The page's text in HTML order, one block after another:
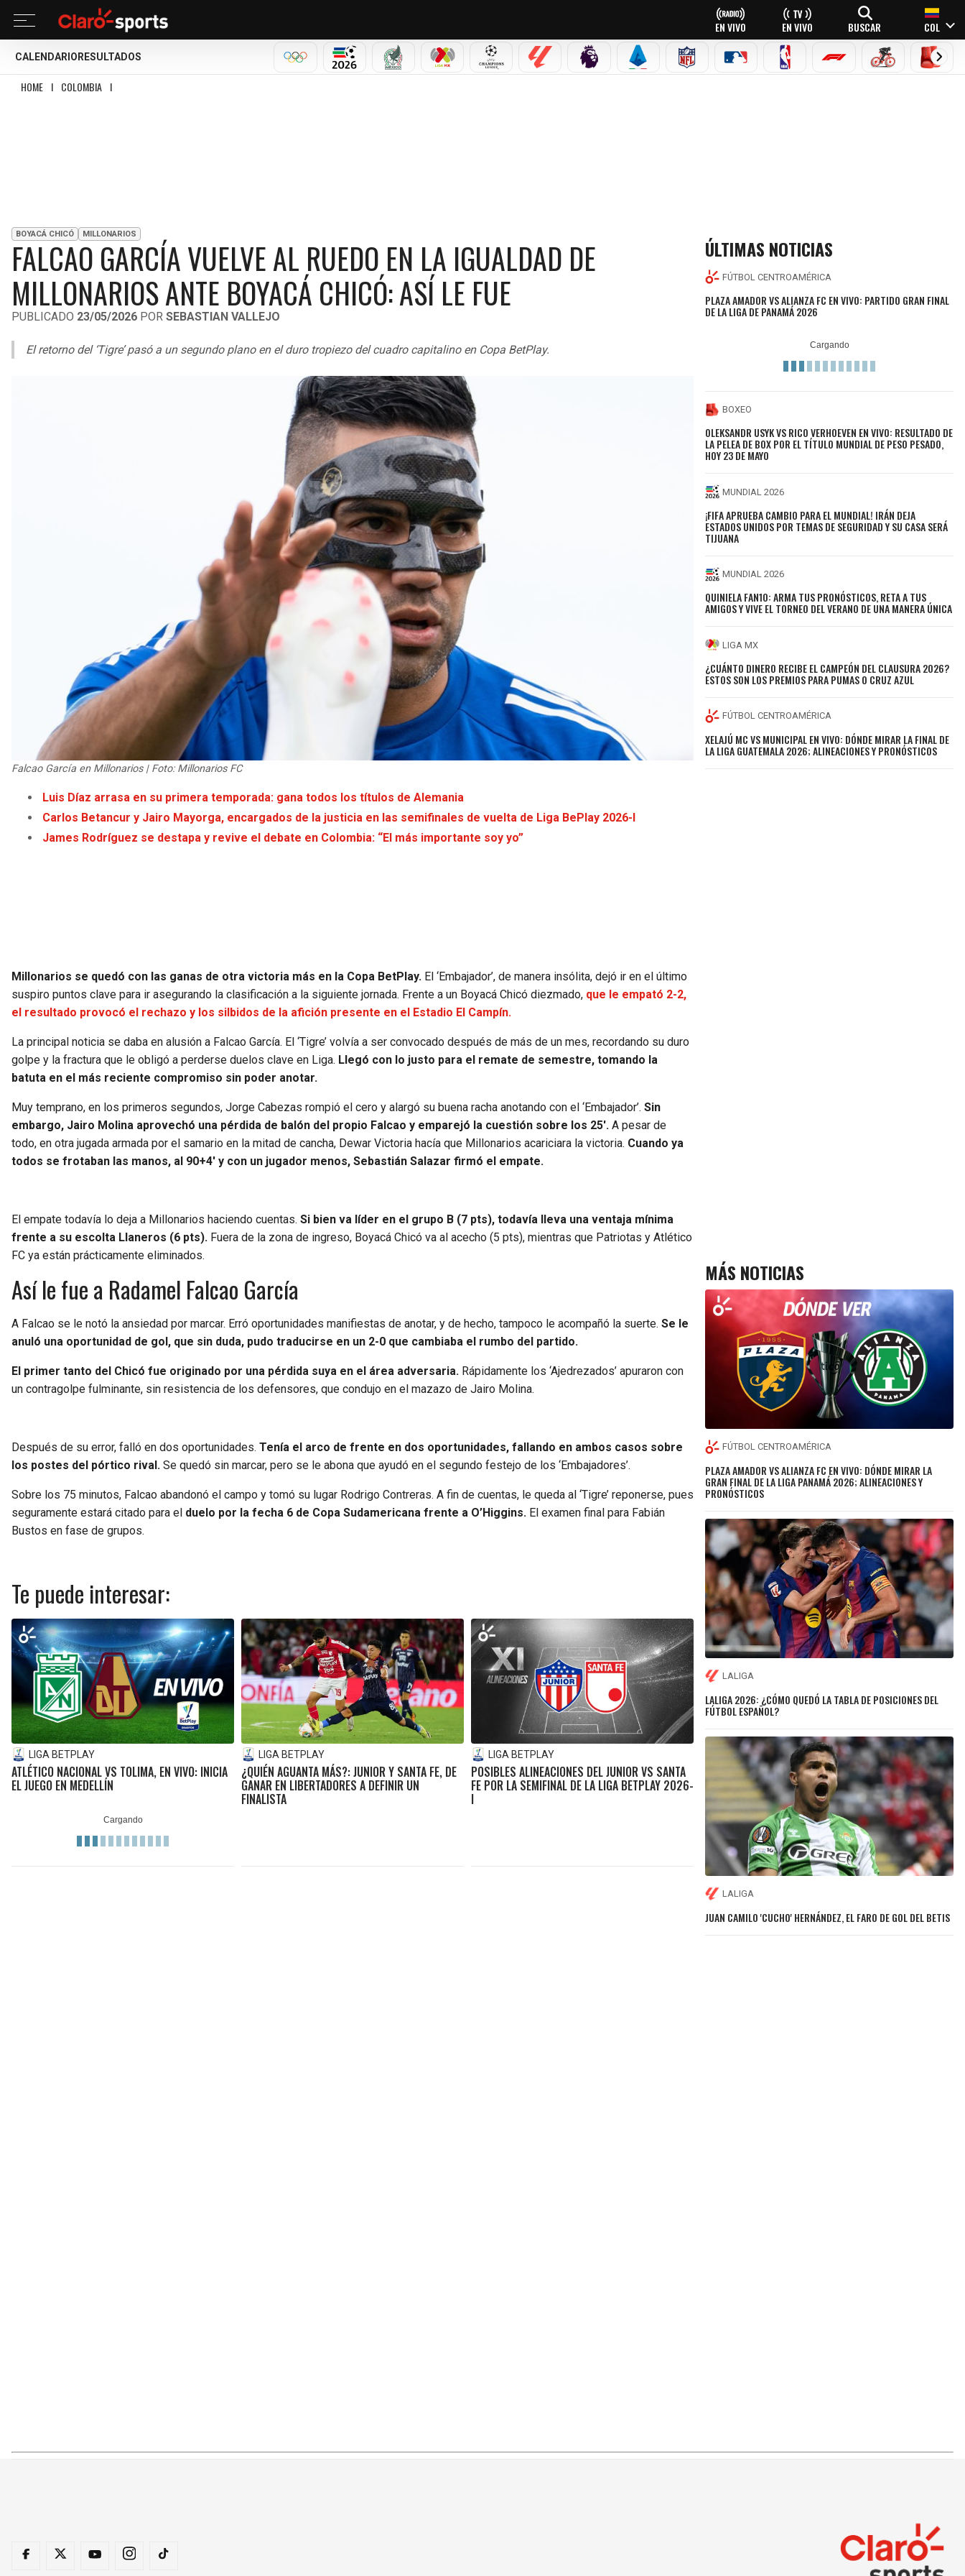
EN VIVO EN VIVO BUSCAR COL
CALENDARIO RESULTADOS
OLÍMPICOSMUNDIAL 2026SELECCIÓN MEXICANA
LIGA MX CHAMPIONS LEAGUE
LALIGA PREMIER LEAGUE
SERIE A NFL MLB NBA FÓRMULA 1CICLISMOBOXEO
HOME I COLOMBIA I
BOYACÁ CHICÓ MILLONARIOS
FALCAO GARCÍA VUELVE AL RUEDO EN LA IGUALDAD DE
MILLONARIOS ANTE BOYACÁ CHICÓ: ASÍ LE FUE
PUBLICADO 23/05/2026 POR SEBASTIAN VALLEJO
El retorno del ‘Tigre’ pasó a un segundo plano en el duro tropiezo del cuadro capitalino en Copa BetPlay.
Falcao García en Millonarios | Foto: Millonarios FC
Luis Díaz arrasa en su primera temporada: gana todos los títulos de Alemania
Carlos Betancur y Jairo Mayorga, encargados de la justicia en las semifinales de vuelta de Liga BePlay 2026-I
James Rodríguez se destapa y revive el debate en Colombia: “El más importante soy yo”
Millonarios se quedó con las ganas de otra victoria más en la Copa BetPlay. El ‘Embajador’, de manera insólita, dejó ir en el último
suspiro puntos clave para ir asegurando la clasificación a la siguiente jornada. Frente a un Boyacá Chicó diezmado, que le empató 2-2,
el resultado provocó el rechazo y los silbidos de la afición presente en el Estadio El Campín.
La principal noticia se daba en alusión a Falcao García. El ‘Tigre’ volvía a ser convocado después de más de un mes, recordando su duro
golpe y la fractura que le obligó a perderse duelos clave en Liga. Llegó con lo justo para el remate de semestre, tomando la
batuta en el más reciente compromiso sin poder anotar.
Muy temprano, en los primeros segundos, Jorge Cabezas rompió el cero y alargó su buena racha anotando con el ‘Embajador’. Sin
embargo, Jairo Molina aprovechó una pérdida de balón del propio Falcao y emparejó la cuestión sobre los 25′. A pesar de
todo, en otra jugada armada por el samario en la mitad de cancha, Dewar Victoria hacía que Millonarios acariciara la victoria. Cuando ya
todos se frotaban las manos, al 90+4′ y con un jugador menos, Sebastián Salazar firmó el empate.
El empate todavía lo deja a Millonarios haciendo cuentas. Si bien va líder en el grupo B (7 pts), todavía lleva una ventaja mínima
frente a su escolta Llaneros (6 pts). Fuera de la zona de ingreso, Boyacá Chicó va al acecho (5 pts), mientras que Patriotas y Atlético
FC ya están prácticamente eliminados.
Así le fue a Radamel Falcao García
A Falcao se le notó la ansiedad por marcar. Erró oportunidades manifiestas de anotar, y de hecho, tampoco le acompañó la suerte. Se le
anuló una oportunidad de gol, que sin duda, pudo traducirse en un 2-0 que cambiaba el rumbo del partido.
El primer tanto del Chicó fue originado por una pérdida suya en el área adversaria. Rápidamente los ‘Ajedrezados’ apuraron con
un contragolpe fulminante, sin resistencia de los defensores, que condujo en el mazazo de Jairo Molina.
Después de su error, falló en dos oportunidades. Tenía el arco de frente en dos oportunidades, fallando en ambos casos sobre
los postes del pórtico rival. Se quedó sin marcar, pero se le abona que ayudó en el segundo festejo de los ‘Embajadores’.
Sobre los 75 minutos, Falcao abandonó el campo y tomó su lugar Rodrigo Contreras. A fin de cuentas, le queda al ‘Tigre’ reponerse, pues
seguramente estará citado para el duelo por la fecha 6 de Copa Sudamericana frente a O’Higgins. El examen final para Fabián
Bustos en fase de grupos.
Te puede interesar:
LIGA BETPLAY
ATLÉTICO NACIONAL VS TOLIMA, EN VIVO: INICIA
EL JUEGO EN MEDELLÍN
LIGA BETPLAY
¿QUIÉN AGUANTA MÁS?: JUNIOR Y SANTA FE, DE
GANAR EN LIBERTADORES A DEFINIR UN
FINALISTA
LIGA BETPLAY
POSIBLES ALINEACIONES DEL JUNIOR VS SANTA
FE POR LA SEMIFINAL DE LA LIGA BETPLAY 2026-
I
ÚLTIMAS NOTICIAS
FÚTBOL CENTROAMÉRICA
PLAZA AMADOR VS ALIANZA FC EN VIVO: PARTIDO GRAN FINAL
DE LA LIGA DE PANAMÁ 2026
BOXEO
OLEKSANDR USYK VS RICO VERHOEVEN EN VIVO: RESULTADO DE
LA PELEA DE BOX POR EL TÍTULO MUNDIAL DE PESO PESADO,
HOY 23 DE MAYO
MUNDIAL 2026
¡FIFA APRUEBA CAMBIO PARA EL MUNDIAL! IRÁN DEJA
ESTADOS UNIDOS POR TEMAS DE SEGURIDAD Y SU CASA SERÁ
TIJUANA
MUNDIAL 2026
QUINIELA FAN10: ARMA TUS PRONÓSTICOS, RETA A TUS
AMIGOS Y VIVE EL TORNEO DEL VERANO DE UNA MANERA ÚNICA
LIGA MX
¿CUÁNTO DINERO RECIBE EL CAMPEÓN DEL CLAUSURA 2026?
ESTOS SON LOS PREMIOS PARA PUMAS O CRUZ AZUL
FÚTBOL CENTROAMÉRICA
XELAJÚ MC VS MUNICIPAL EN VIVO: DÓNDE MIRAR LA FINAL DE
LA LIGA GUATEMALA 2026; ALINEACIONES Y PRONÓSTICOS
MÁS NOTICIAS
FÚTBOL CENTROAMÉRICA
PLAZA AMADOR VS ALIANZA FC EN VIVO: DÓNDE MIRAR LA
GRAN FINAL DE LA LIGA PANAMÁ 2026; ALINEACIONES Y
PRONÓSTICOS
LALIGA
LALIGA 2026: ¿CÓMO QUEDÓ LA TABLA DE POSICIONES DEL
FÚTBOL ESPAÑOL?
LALIGA
JUAN CAMILO 'CUCHO' HERNÁNDEZ, EL FARO DE GOL DEL BETIS